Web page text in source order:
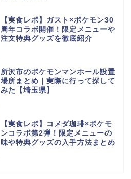
【実食レポ】ガスト×ポケモン30
周年コラボ開催！限定メニューや
注文特典グッズを徹底紹介
所沢市のポケモンマンホール設置
場所まとめ｜実際に行って探して
みた【埼玉県】
【実食レポ】コメダ珈琲×ポケモ
ンコラボ第2弾！限定メニューの
味や特典グッズの入手方法まとめ